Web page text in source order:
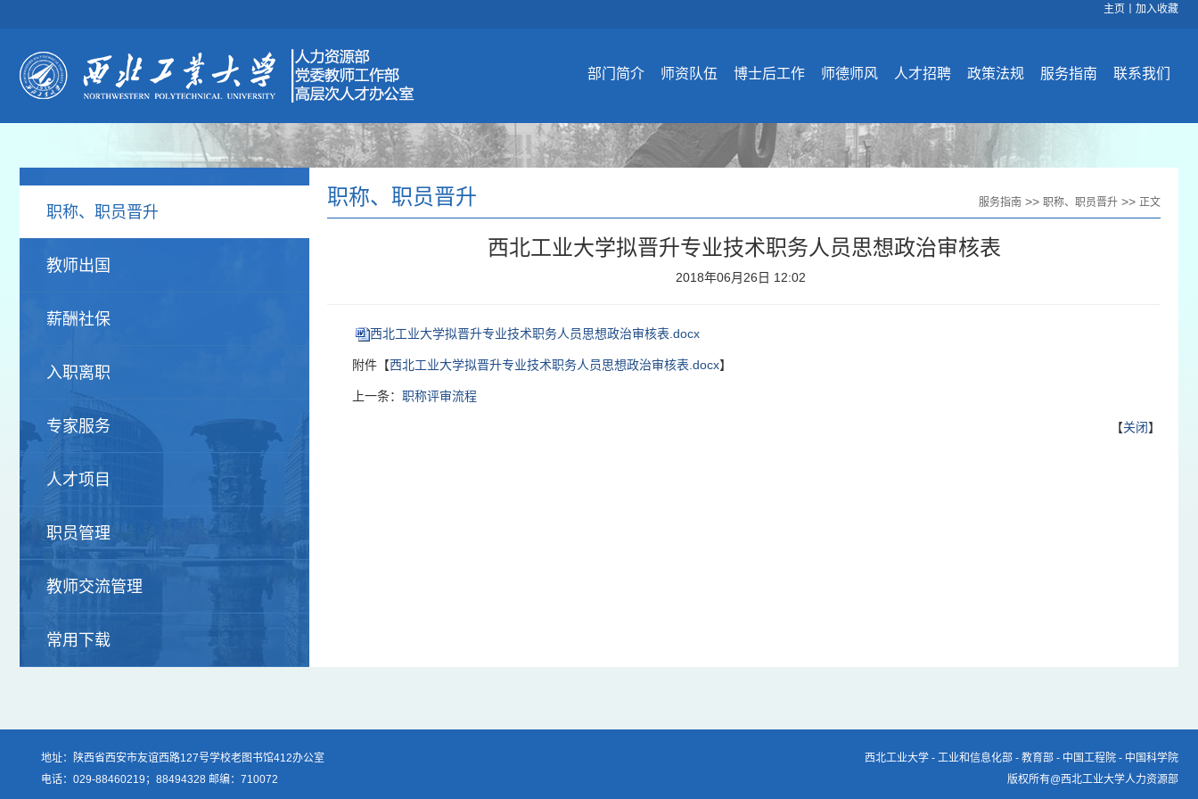
主页 加入收藏
部门简介 师资队伍 博士后工作 师德师风 人才招聘 政策法规 服务指南 联系我们
职称、职员晋升
教师出国
薪酬社保
入职离职
专家服务
人才项目
职员管理
教师交流管理
常用下载
职称、职员晋升 服务指南 >> 职称、职员晋升 >> 正文
西北工业大学拟晋升专业技术职务人员思想政治审核表
2018年06月26日 12:02
西北工业大学拟晋升专业技术职务人员思想政治审核表.docx
附件【西北工业大学拟晋升专业技术职务人员思想政治审核表.docx】
上一条： 职称评审流程
【关闭】
地址：陕西省西安市友谊西路127号学校老图书馆412办公室
电话：029-88460219；88494328 邮编：710072
西北工业大学 - 工业和信息化部 - 教育部 - 中国工程院 - 中国科学院
版权所有@西北工业大学人力资源部